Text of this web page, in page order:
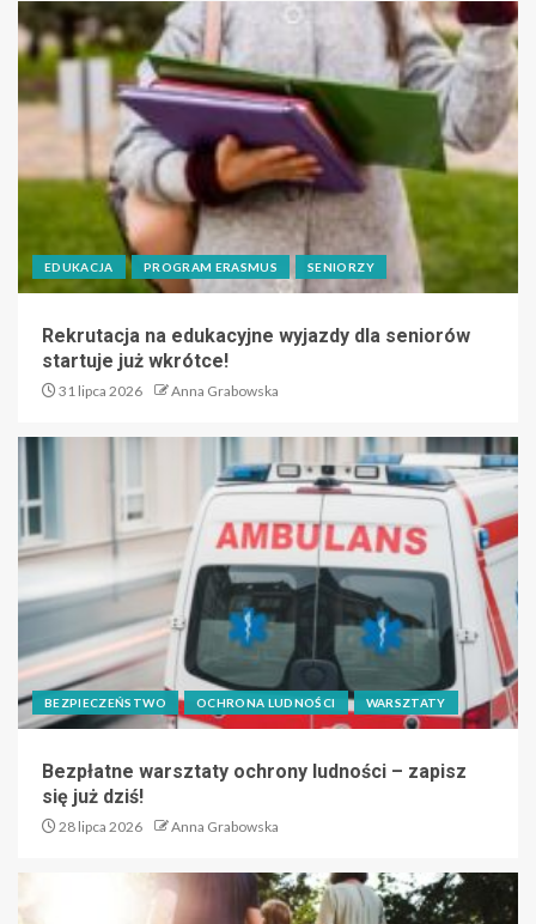
EDUKACJA PROGRAM ERASMUS SENIORZY
Rekrutacja na edukacyjne wyjazdy dla seniorów
startuje już wkrótce!
31 lipca 2026 Anna Grabowska
BEZPIECZEŃSTWO OCHRONA LUDNOŚCI WARSZTATY
Bezpłatne warsztaty ochrony ludności – zapisz
się już dziś!
28 lipca 2026 Anna Grabowska